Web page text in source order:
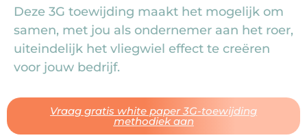
Deze 3G toewijding maakt het mogelijk om
samen, met jou als ondernemer aan het roer,
uiteindelijk het vliegwiel effect te creëren
voor jouw bedrijf.
Vraag gratis white paper 3G-toewijding
methodiek aan